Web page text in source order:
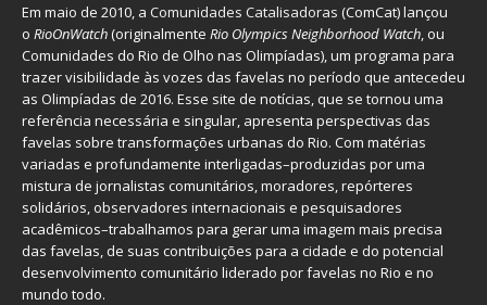
Em maio de 2010, a Comunidades Catalisadoras (ComCat) lançou
o RioOnWatch(originalmente Rio Olympics Neighborhood Watch, ou
Comunidades do Rio de Olho nas Olimpíadas), um programa para
trazer visibilidade às vozes das favelas no período que antecedeu
as Olimpíadas de 2016. Esse site de notícias, que se tornou uma
referência necessária e singular, apresenta perspectivas das
favelas sobre transformações urbanas do Rio. Com matérias
variadas e profundamente interligadas–produzidas por uma
mistura de jornalistas comunitários, moradores, repórteres
solidários, observadores internacionais e pesquisadores
acadêmicos–trabalhamos para gerar uma imagem mais precisa
das favelas, de suas contribuições para a cidade e do potencial
desenvolvimento comunitário liderado por favelas no Rio e no
mundo todo.